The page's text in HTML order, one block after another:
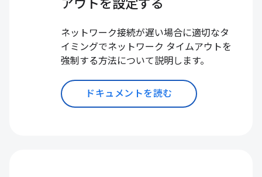
アウトを設定する
ネットワーク接続が遅い場合に適切なタ
イミングでネットワーク タイムアウトを
強制する方法について説明します。
ドキュメントを読む